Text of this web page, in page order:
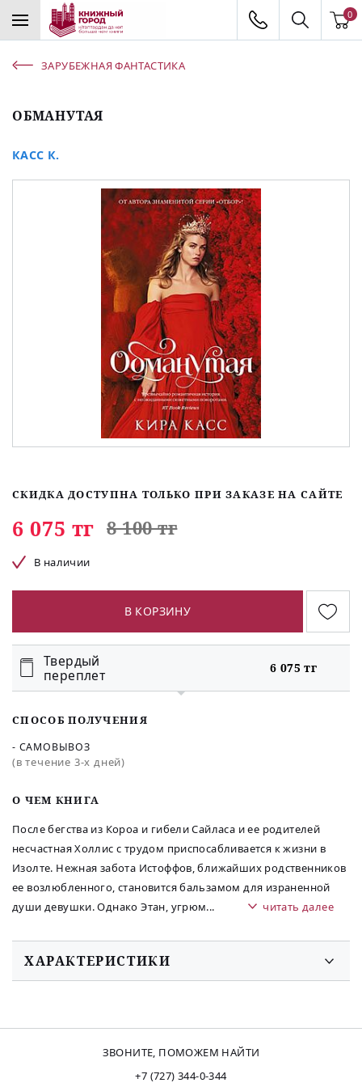
0
ЗАРУБЕЖНАЯ ФАНТАСТИКА
ОБМАНУТАЯ
КАСС К.
O ЧЕМ КНИГА
После бегства из Короа и гибели Сайласа и ее родителей
несчастная Холлис с трудом приспосабливается к жизни в
Изолте. Нежная забота Истоффов, ближайших родственников
ее возлюбленного, становится бальзамом для израненной
души девушки. Однако Этан, угрюм... читать далее
СКИДКА ДОСТУПНА ТОЛЬКО ПРИ ЗАКАЗЕ НА САЙТЕ
6 075 тг 8 100 тг
В наличии
В КОРЗИНУ
Твердый
переплет
6 075 тг
СПОСОБ ПОЛУЧЕНИЯ
- САМОВЫВОЗ
(в течение 3-х дней)
ХАРАКТЕРИСТИКИ
ЗВОНИТЕ, ПОМОЖЕМ НАЙТИ
+7 (727) 344-0-344